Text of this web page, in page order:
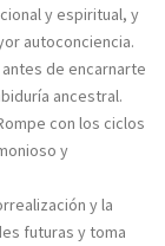
y espiritual, y
autoconciencia.
de encarnarte
ancestral.
con los ciclos
y
y la
futuras y toma